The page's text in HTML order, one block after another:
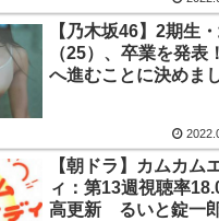
【乃木坂46】2期生
（25）、卒業を発表
へ進むことに決めま
【朝ドラ】カムカム
ィ：第13週視聴率
高更新 るいと錠一